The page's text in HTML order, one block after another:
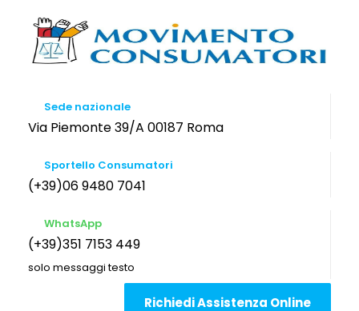
Sede nazionale
Via Piemonte 39/A 00187 Roma
Sportello Consumatori
(+39)06 9480 7041
WhatsApp
(+39)351 7153 449
solo messaggi testo
Richiedi Assistenza Online